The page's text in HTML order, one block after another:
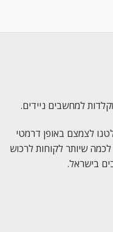
למחשבים ניידים.
לצמצם באופן דרמטי
שיותר לקוחות לרכוש
בישראל.